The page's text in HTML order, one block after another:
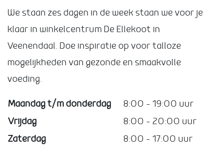
We staan zes dagen in de week staan we voor je
klaar in winkelcentrum De Ellekoot in
Veenendaal. Doe inspiratie op voor talloze
mogelijkheden van gezonde en smaakvolle
voeding.
Maandag t/m donderdag
8:00 – 19:00 uur
Vrijdag
8:00 – 20:00 uur
Zaterdag
8:00 – 17:00 uur